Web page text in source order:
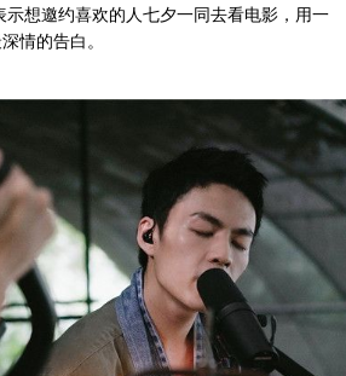
想邀约喜欢的人七夕一同去看电影，用一
情的告白。